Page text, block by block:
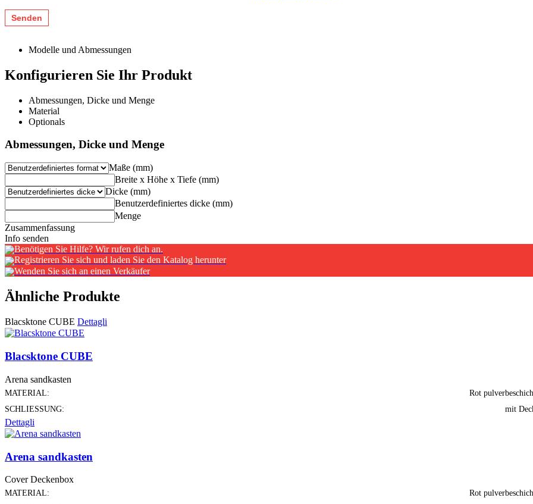
Modelle und Abmessungen
Konfigurieren Sie Ihr Produkt
Abmessungen, Dicke und Menge
Material
Optionals
Abmessungen, Dicke und Menge
Maße (mm)
Breite x Höhe x Tiefe (mm)
Dicke (mm)
Benutzerdefiniertes dicke (mm)
Menge
Zusammenfassung
Info senden
Benötigen Sie Hilfe? Wir rufen dich an.
Registrieren Sie sich und laden Sie den Katalog herunter
Wenden Sie sich an einen Verkäufer
Ähnliche Produkte
Blacsktone CUBE Dettagli
Blacsktone CUBE
Arena sandkasten
MATERIAL:
Rot
SCHLIESSUNG:
mit
Dettagli
Arena sandkasten
Cover Deckenbox
MATERIAL:
Rot